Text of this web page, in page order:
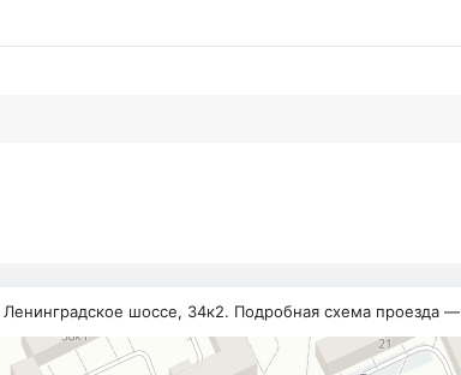
шоссе, 34к2. Подробная схема проезда —